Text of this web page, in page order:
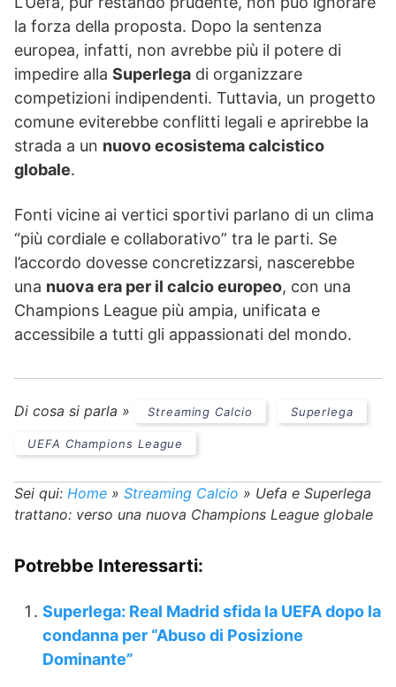
la forza della proposta. Dopo la sentenza
europea, infatti, non avrebbe più il potere di
impedire alla Superlega di organizzare
competizioni indipendenti. Tuttavia, un progetto
comune eviterebbe conflitti legali e aprirebbe la
strada a un nuovo ecosistema calcistico
globale.
Fonti vicine ai vertici sportivi parlano di un clima
“più cordiale e collaborativo” tra le parti. Se
l’accordo dovesse concretizzarsi, nascerebbe
una nuova era per il calcio europeo, con una
Champions League più ampia, unificata e
accessibile a tutti gli appassionati del mondo.
Di cosa si parla » Streaming Calcio Superlega
UEFA Champions League
Sei qui: Home » Streaming Calcio » Uefa e Superlega
trattano: verso una nuova Champions League globale
Potrebbe Interessarti:
Superlega: Real Madrid sfida la UEFA dopo la
condanna per “Abuso di Posizione
Dominante”